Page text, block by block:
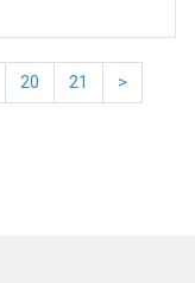
20 21
>